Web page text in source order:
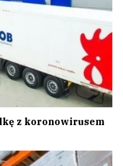
z koronowirusem